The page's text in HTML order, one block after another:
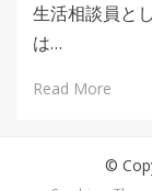
生活相談員と
は…
Read More
©